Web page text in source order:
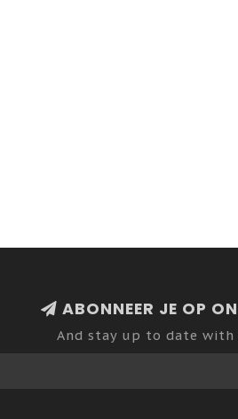
ABONNEER JE OP
And stay up to date